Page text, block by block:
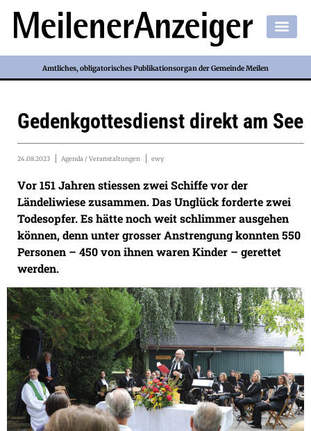
Amtliches, obligatorisches Publikationsorgan der Gemeinde Meilen
Gedenkgottesdienst direkt am See
24.08.2023 Agenda / Veranstaltungen ewy
Vor 151 Jahren stiessen zwei Schiffe vor der
Ländeliwiese zusammen. Das Unglück forderte zwei
Todesopfer. Es hätte noch weit schlimmer ausgehen
können, denn unter grosser Anstrengung konnten 550
Personen – 450 von ihnen waren Kinder – gerettet
werden.